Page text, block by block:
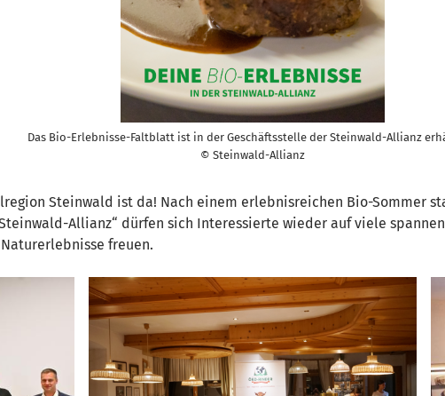
Das Bio-Erlebnisse-Faltblatt ist in der Geschäftsstelle der Steinwald-Allianz
© Steinwald-Allianz
Steinwald ist da! Nach einem erlebnisreichen Bio-Sommer
Allianz“ dürfen sich Interessierte wieder auf viele
freuen.